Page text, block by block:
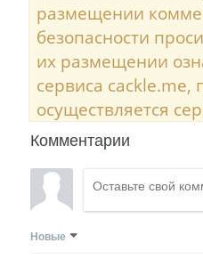
размещении
безопасности
их размещении
сервиса cackle.me,
осуществляется
Комментарии
Новые